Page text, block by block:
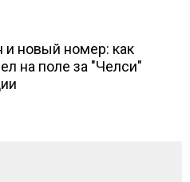
новый номер: как
на поле за "Челси"